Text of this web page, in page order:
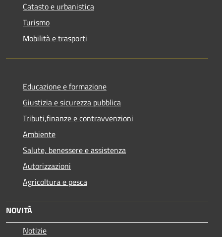
Catasto e urbanistica
Turismo
Mobilità e trasporti
Educazione e formazione
Giustizia e sicurezza pubblica
Tributi,finanze e contravvenzioni
Ambiente
Salute, benessere e assistenza
Autorizzazioni
Agricoltura e pesca
NOVITÀ
Notizie